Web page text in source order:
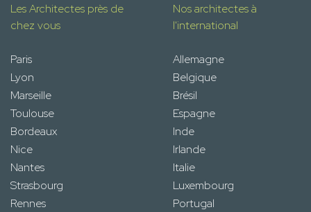
Les Architectes près de
chez vous
Paris
Lyon
Marseille
Toulouse
Bordeaux
Nice
Nantes
Strasbourg
Rennes
Nos architectes à
l'international
Allemagne
Belgique
Brésil
Espagne
Inde
Irlande
Italie
Luxembourg
Portugal